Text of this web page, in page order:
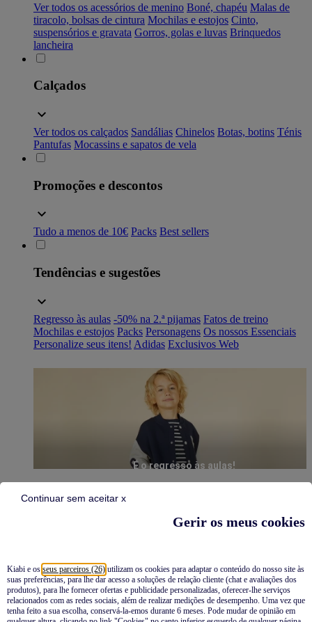
Gerir os meus cookies
Kiabi e os seus parceiros (26) utilizam os cookies para adaptar o conteúdo do nosso site às
suas preferências, para lhe dar acesso a soluções de relação cliente (chat e avaliações dos
produtos), para lhe fornecer ofertas e publicidade personalizadas, oferecer-lhe serviços
relacionados com as redes sociais, além de realizar medições de desempenho. Uma vez que
tenha feito a sua escolha, conservá-la-emos durante 6 meses. Pode mudar de opinião em
Continuar sem aceitar x
Ver todos os acessórios de menino Boné, chapéu Malas de
tiracolo, bolsas de cintura Mochilas e estojos Cinto,
suspensórios e gravata Gorros, golas e luvas Brinquedos
lancheira
Calçados
Ver todos os calçados Sandálias Chinelos Botas, botins Ténis
Pantufas Mocassins e sapatos de vela
Promoções e descontos
Tudo a menos de 10€ Packs Best sellers
Tendências e sugestões
Regresso às aulas -50% na 2.ª pijamas Fatos de treino
Mochilas e estojos Packs Personagens Os nossos Essenciais
Personalize seus itens! Adidas Exclusivos Web
É o regresso às aulas!
Pijamas
Novidades